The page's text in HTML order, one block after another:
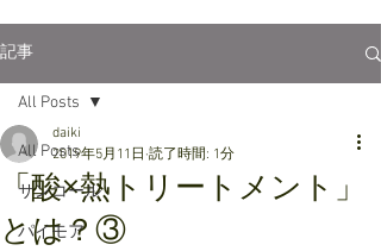
記事
All Posts
サンコール
パイモア
All Posts
「酸×熱トリートメント」
とは？③
daiki
2019年5月11日 読了時間: 1分